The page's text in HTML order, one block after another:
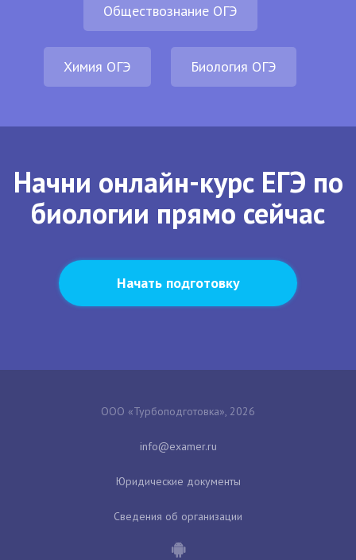
Обществознание ОГЭ
Химия ОГЭ Биология ОГЭ
Начни онлайн-курс ЕГЭ по
биологии прямо сейчас
Начать подготовку
ООО «Турбоподготовка», 2026
Юридические документы
Сведения об организации